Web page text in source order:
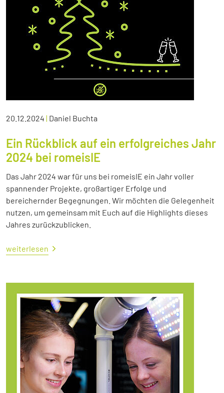
20.12.2024 | Daniel Buchta
Ein Rückblick auf ein erfolgreiches Jahr
2024 bei romeisIE
Das Jahr 2024 war für uns bei romeisIE ein Jahr voller
spannender Projekte, großartiger Erfolge und
bereichernder Begegnungen. Wir möchten die Gelegenheit
nutzen, um gemeinsam mit Euch auf die Highlights dieses
Jahres zurückzublicken.
weiterlesen